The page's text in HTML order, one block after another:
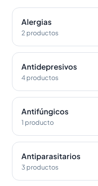
Alergias
2 productos
Antidepresivos
4 productos
Antifúngicos
1 producto
Antiparasitarios
3 productos